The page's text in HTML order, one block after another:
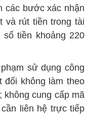
các bước xác nhận
và rút tiền trong tài
tiền khoảng 220
sử dụng công
đối không làm theo
không cung cấp mã
liên hệ trực tiếp